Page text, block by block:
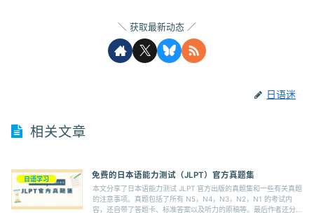
获取最新动态
日语迷
相关文章
日语学习 免费的日本语能力测试（JLPT）官方真题集
本文分享了日本语能力测试 JLPT 官方出版的真题集和一些有关真题
的注意事项。真题包括了所有 N5，N4，N3，N2，N1 的考试内
容，还自带了答题卡、标准答案以及听力的原稿等。最后作者还分享